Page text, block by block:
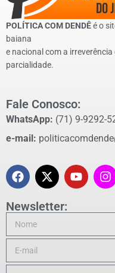
POLÍTICA COM DENDÊé o
baiana
e nacional com a
parcialidade.
Fale Conosco:
WhatsApp: (71) 9-9292-
e-mail:
Newsletter: